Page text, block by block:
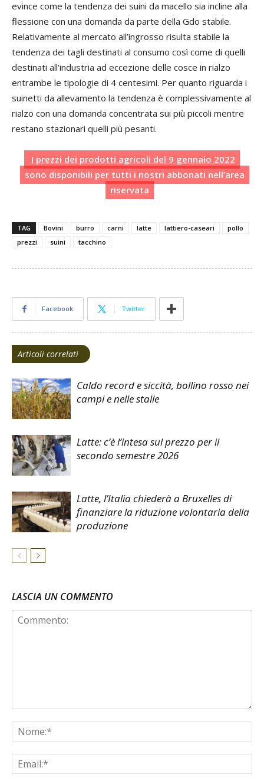
evince come la tendenza dei suini da macello sia incline alla
flessione con una domanda da parte della Gdo stabile.
Relativamente al mercato all’ingrosso risulta stabile la
tendenza dei tagli destinati al consumo così come di quelli
destinati all’industria ad eccezione delle cosce in rialzo
entrambe le tipologie di 4 centesimi. Per quanto riguarda i
suinetti da allevamento la tendenza è complessivamente al
rialzo con una domanda concentrata sui più piccoli mentre
restano stazionari quelli più pesanti.
I prezzi dei prodotti agricoli del 9 gennaio 2022
sono disponibili per tutti i nostri abbonati nell’area
riservata
TAG Bovini burro carni latte lattiero-caseari
pollo
prezzi
suini tacchino
Facebook Twitter
Articoli correlati
Caldo record e siccità, bollino rosso nei
campi e nelle stalle
Latte: c’è l’intesa sul prezzo per il
secondo semestre 2026
Latte, l’Italia chiederà a Bruxelles di
finanziare la riduzione volontaria della
produzione
LASCIA UN COMMENTO